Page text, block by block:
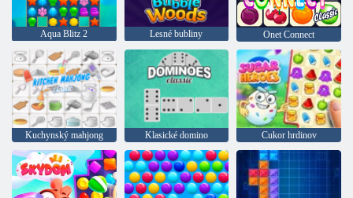
Aqua Blitz 2 Lesné bubliny Onet Connect
Kuchynský mahjong Klasické domino Cukor hrdinov